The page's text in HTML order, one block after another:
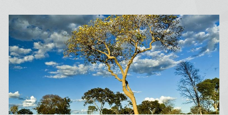
Carbono
Zero
-
Sustentabilidade